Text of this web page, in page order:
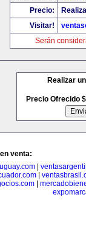
Precio:
Visitar!
Serán
Realizar
Precio Ofrecido $
venta:
|
|
|